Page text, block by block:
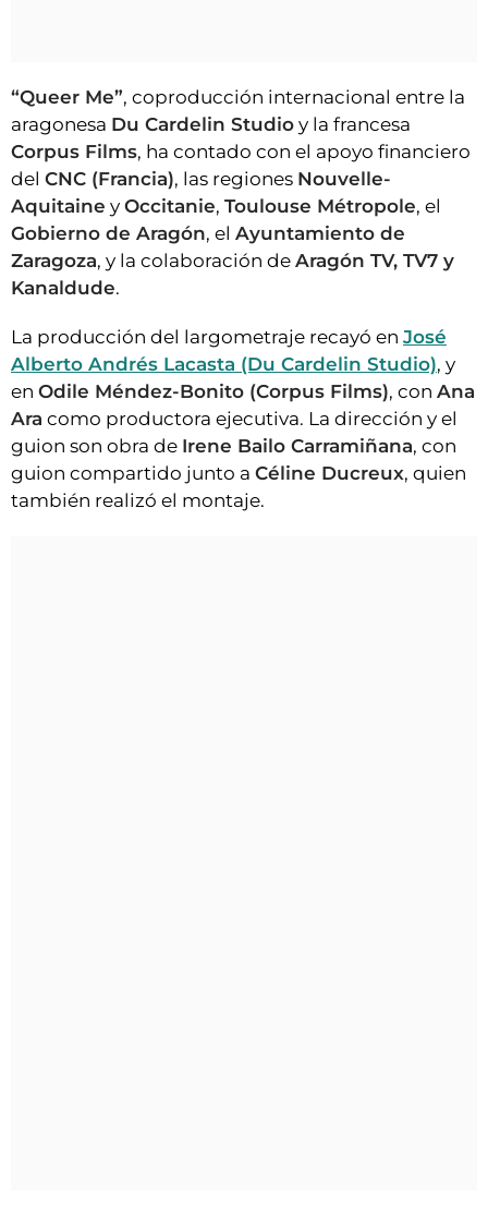
“Queer Me”, coproducción internacional entre la
aragonesa Du Cardelin Studio y la francesa
Corpus Films, ha contado con el apoyo financiero
del CNC (Francia), las regiones Nouvelle-
Aquitaine y Occitanie, Toulouse Métropole, el
Gobierno de Aragón, el Ayuntamiento de
Zaragoza, y la colaboración de Aragón TV, TV7 y
Kanaldude.
La producción del largometraje recayó en José
Alberto Andrés Lacasta (Du Cardelin Studio), y
en Odile Méndez-Bonito (Corpus Films), con Ana
Ara como productora ejecutiva. La dirección y el
guion son obra de Irene Bailo Carramiñana, con
guion compartido junto a Céline Ducreux, quien
también realizó el montaje.